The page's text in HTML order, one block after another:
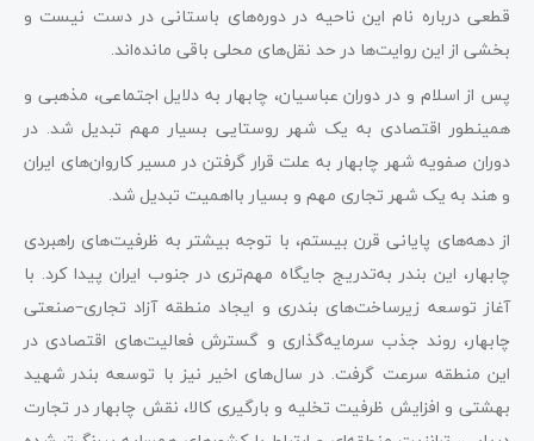
قطعی درباره نام این ناحیه در دوره‌های باستانی در دست نیست و
بخشی از این روایت‌ها در حد نقل‌های محلی باقی مانده‌اند.
پس از اسلام و در دوران عباسیان، چابهار به دلایل اجتماعی، مذهبی و
همینطور اقتصادی به یک شهر روستایی بسیار مهم تبدیل شد. در
دوران صفویه شهر چابهار به علت قرار گرفتن در مسیر کاروان‌های ایران
و هند به یک شهر تجاری مهم و بسیار بااهمیت تبدیل شد.
از دهه‌های پایانی قرن بیستم، با توجه بیشتر به ظرفیت‌های راهبردی
چابهار، این بندر به‌تدریج جایگاه مهم‌تری در جنوب ایران پیدا کرد. با
آغاز توسعه زیرساخت‌های بندری و ایجاد منطقه آزاد تجاری–صنعتی
چابهار، روند جذب سرمایه‌گذاری و گسترش فعالیت‌های اقتصادی در
این منطقه سرعت گرفت. در سال‌های اخیر نیز با توسعه بندر شهید
بهشتی و افزایش ظرفیت تخلیه و بارگیری کالا، نقش چابهار در تجارت